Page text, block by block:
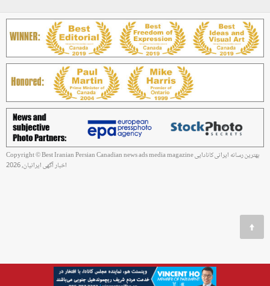
Copyright © Best Iranian Persian Canadian news ads media magazine بهترین رسانه ایرانی کانادایی
اخبار آگهی ایرانیان, 2026